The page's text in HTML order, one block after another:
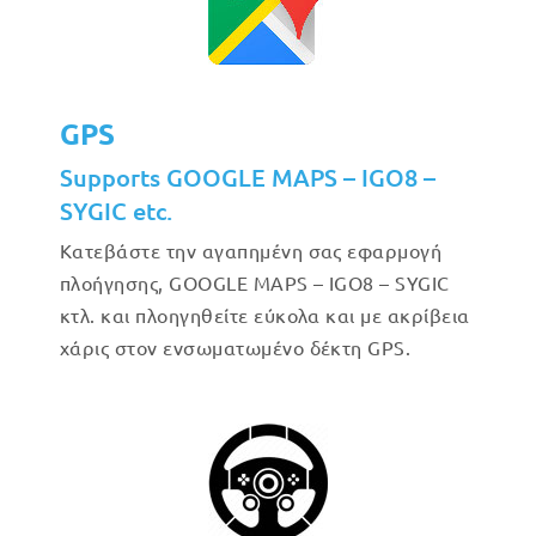
GPS
Supports GOOGLE MAPS – IGO8 –
SYGIC etc.
Κατεβάστε την αγαπημένη σας εφαρμογή
πλοήγησης, GOOGLE MAPS – IGO8 – SYGIC
κτλ. και πλοηγηθείτε εύκολα και με ακρίβεια
χάρις στον ενσωματωμένο δέκτη GPS.